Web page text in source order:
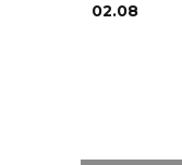
02.08